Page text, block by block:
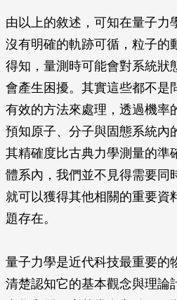
由以上的敘述，可知在量子力
沒有明確的軌跡可循，粒子的
得知，量測時可能會對系統狀
會產生困擾。其實這些都不是
有效的方法來處理，透過機率
預知原子、分子與固態系統內
其精確度比古典力學測量的準
體系內，我們並不見得需要同
就可以獲得其他相關的重要資
題存在。
量子力學是近代科技最重要的
清楚認知它的基本觀念與理論